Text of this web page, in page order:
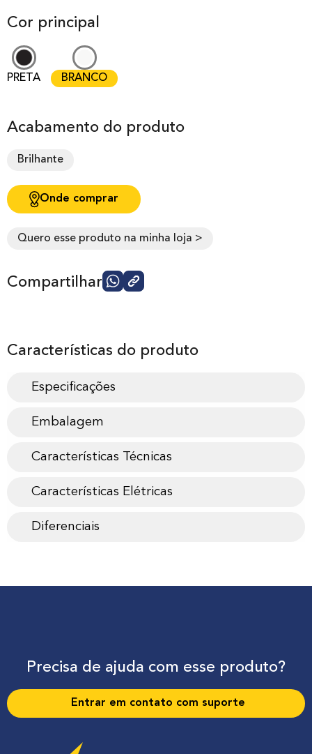
Cor principal
PRETA BRANCO
Acabamento do produto
Brilhante
Onde comprar
Quero esse produto na minha loja >
Compartilhar
Características do produto
Especificações
Embalagem
Características Técnicas
Características Elétricas
Diferenciais
Precisa de ajuda com esse produto?
Entrar em contato com suporte